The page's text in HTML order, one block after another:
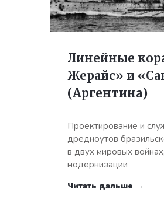
Линейные
Жерайс» и
(Аргентина)
Проектирование и
дредноутов
в двух мировых
модернизации
Читать дальше →